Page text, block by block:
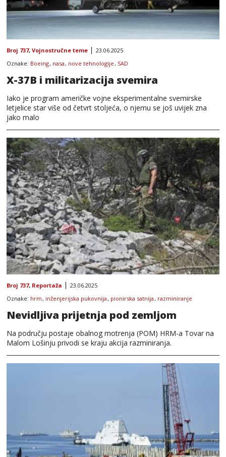
Broj 737, Vojnostručne teme
23.06.2025
Oznake: Boeing, nasa , nove tehnologije , SAD
X-37B i militarizacija svemira
Iako je program američke vojne eksperimentalne svemirske
letjelice star više od četvrt stoljeća, o njemu se još uvijek zna
jako malo
Broj 737, Reportaža
23.06.2025
Oznake: hrm , inženjerijska pukovnija , pionirska satnija , razminiranje
Nevidljiva prijetnja pod zemljom
Na području postaje obalnog motrenja (POM) HRM-a Tovar na
Malom Lošinju privodi se kraju akcija razminiranja.